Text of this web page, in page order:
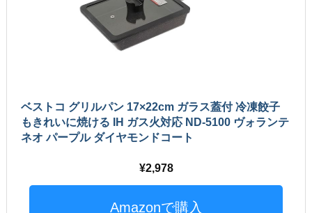
ベストコ グリルパン 17×22cm ガラス蓋付 冷凍餃子
もきれいに焼ける IH ガス火対応 ND-5100 ヴォランテ
ネオ パープル ダイヤモンドコート
2,978